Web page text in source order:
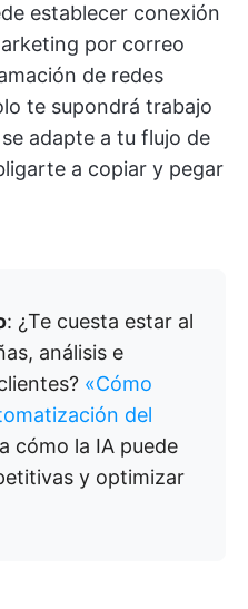
establecer conexión
por correo
de redes
te supondrá trabajo
adapte a tu flujo de
a copiar y pegar
: ¿Te cuesta estar al
análisis e
«Cómo
del
cómo la IA puede
y optimizar